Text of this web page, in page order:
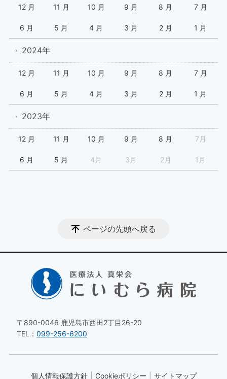
12 月 11 月 10 月 9 月 8 月 7 月
6 月 5 月 4 月 3 月 2 月 1 月
2024年
12 月 11 月 10 月 9 月 8 月 7 月
6 月 5 月 4 月 3 月 2 月 1 月
2023年
12 月 11 月 10 月 9 月 8 月 7月
6 月 5 月 4月 3月 2月 1月
ページの先頭へ戻る
〒890-0046 鹿児島市西田2丁目26-20
TEL： 099-256-6200
個人情報保護方針 Cookieポリシー サイトマップ